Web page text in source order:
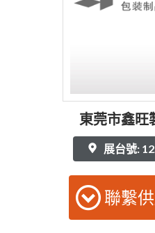
東莞市鑫旺
展台號:
聯繫